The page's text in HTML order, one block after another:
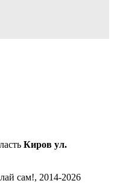
Киров ул.
сам!, 2014-2026